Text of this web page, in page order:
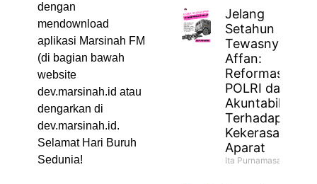
dengan
mendownload
aplikasi Marsinah FM
(di bagian bawah
website
dev.marsinah.id atau
dengarkan di
dev.marsinah.id.
Selamat Hari Buruh
Sedunia!
Jelang
Setahun
Tewasnya
Affan:
Reformasi
POLRI dan
Akuntabilitas
Terhadap
Kekerasan
Aparat
Ita Purnamasari